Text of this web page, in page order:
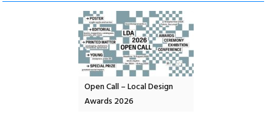
Open Call – Local Design
Awards 2026